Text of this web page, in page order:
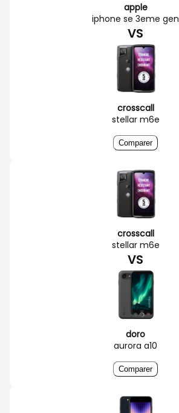
apple
iphone se 3eme gen
VS
crosscall
stellar m6e
Comparer
crosscall
stellar m6e
VS
doro
aurora a10
Comparer